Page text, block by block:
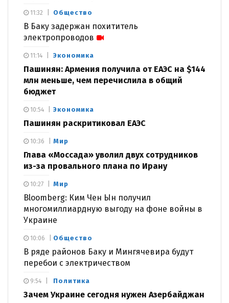
Общество
В Баку задержан похититель
электропроводов
11:32
Экономика
Пашинян: Армения получила от ЕАЭС на $144
млн меньше, чем перечислила в общий
бюджет
11:14
Экономика
Пашинян раскритиковал ЕАЭС
10:54
Мир
Глава «Моссада» уволил двух сотрудников
из-за провального плана по Ирану
10:36
Мир
Bloomberg: Ким Чен Ын получил
многомиллиардную выгоду на фоне войны в
Украине
10:27
Общество
В ряде районов Баку и Мингячевира будут
перебои с электричеством
10:06
Политика
Зачем Украине сегодня нужен Азербайджан
9:54